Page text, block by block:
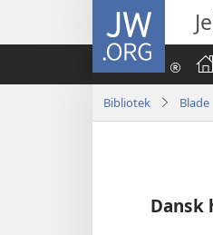
JW.ORG
Bibliotek Blade
Dansk